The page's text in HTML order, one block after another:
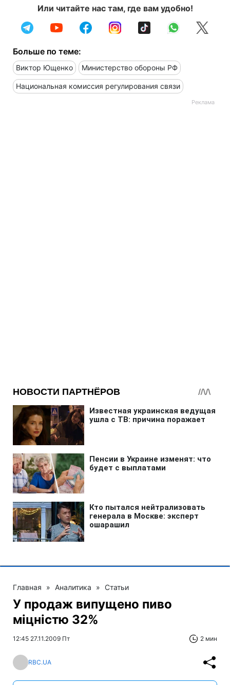
Или читайте нас там, где вам удобно!
Больше по теме:
Виктор Ющенко Министерство обороны РФ
Национальная комиссия регулирования связи
Главная » Аналитика » Статьи
У продаж випущено пиво
міцністю 32%
12:45 27.11.2009 Пт 2 мин
RBC.UA